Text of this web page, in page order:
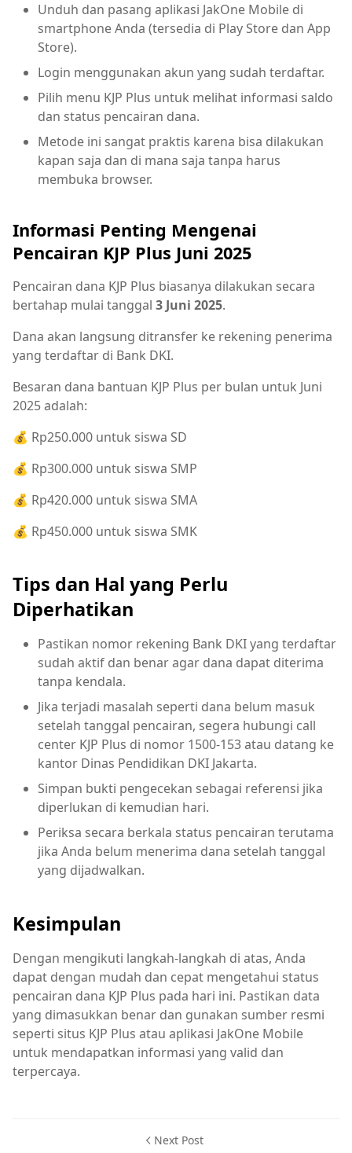
Unduh dan pasang aplikasi JakOne Mobile di
smartphone Anda (tersedia di Play Store dan App
Store).
Login menggunakan akun yang sudah terdaftar.
Pilih menu KJP Plus untuk melihat informasi saldo
dan status pencairan dana.
Metode ini sangat praktis karena bisa dilakukan
kapan saja dan di mana saja tanpa harus
membuka browser.
Informasi Penting Mengenai
Pencairan KJP Plus Juni 2025
Pencairan dana KJP Plus biasanya dilakukan secara
bertahap mulai tanggal 3 Juni 2025.
Dana akan langsung ditransfer ke rekening penerima
yang terdaftar di Bank DKI.
Besaran dana bantuan KJP Plus per bulan untuk Juni
2025 adalah:
💰 Rp250.000 untuk siswa SD
💰 Rp300.000 untuk siswa SMP
💰 Rp420.000 untuk siswa SMA
💰 Rp450.000 untuk siswa SMK
Tips dan Hal yang Perlu
Diperhatikan
Pastikan nomor rekening Bank DKI yang terdaftar
sudah aktif dan benar agar dana dapat diterima
tanpa kendala.
Jika terjadi masalah seperti dana belum masuk
setelah tanggal pencairan, segera hubungi call
center KJP Plus di nomor 1500-153 atau datang ke
kantor Dinas Pendidikan DKI Jakarta.
Simpan bukti pengecekan sebagai referensi jika
diperlukan di kemudian hari.
Periksa secara berkala status pencairan terutama
jika Anda belum menerima dana setelah tanggal
yang dijadwalkan.
Kesimpulan
Dengan mengikuti langkah-langkah di atas, Anda
dapat dengan mudah dan cepat mengetahui status
pencairan dana KJP Plus pada hari ini. Pastikan data
yang dimasukkan benar dan gunakan sumber resmi
seperti situs KJP Plus atau aplikasi JakOne Mobile
untuk mendapatkan informasi yang valid dan
terpercaya.
Next Post